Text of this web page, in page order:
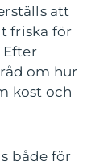
att
friska för
Efter
om hur
kost och
både för